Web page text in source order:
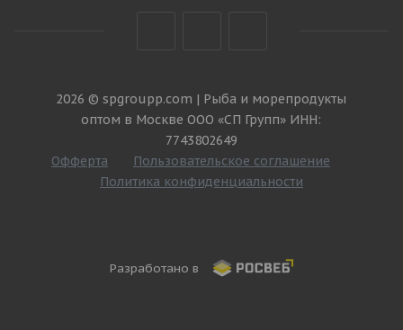
2026 © spgroupp.com | Рыба и морепродукты
оптом в Москве ООО «СП Групп» ИНН:
7743802649
Офферта
Пользовательское соглашение
Политика конфиденциальности
Разработано в